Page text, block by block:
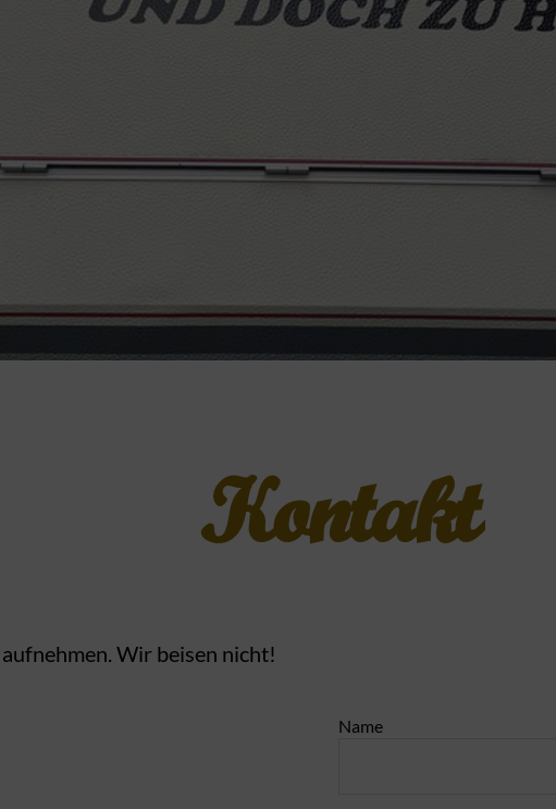
Kontakt
Wir beisen nicht!
Name